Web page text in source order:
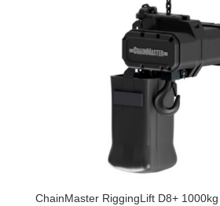
ChainMaster RiggingLift D8+ 1000kg